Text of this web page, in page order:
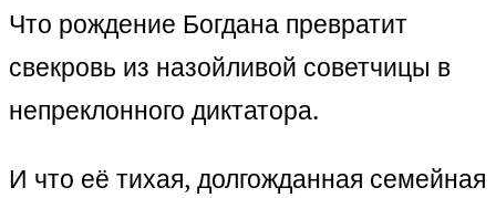
Что рождение Богдана превратит
свекровь из назойливой советчицы в
непреклонного диктатора.
И что её тихая, долгожданная семейная